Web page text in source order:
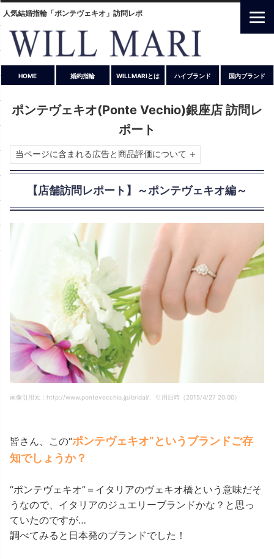
人気結婚指輪「ポンテヴェキオ」訪問レポ
HOME 婚約指輪 WILLMARIとは ハイブランド 国内ブランド
ポンテヴェキオ(Ponte Vechio)銀座店 訪問レ
ポート
当ページに含まれる広告と商品評価について
【店舗訪問レポート】～ポンテヴェキオ編～
画像引用元：http://www.pontevecchio.jp/bridal/、引用日時（2015/4/27 20:00）
皆さん、この“ポンテヴェキオ”というブランドご存
知でしょうか？
“ポンテヴェキオ”＝イタリアのヴェキオ橋という意味だそ
うなので、イタリアのジュエリーブランドかな？と思っ
ていたのですが…
調べてみると日本発のブランドでした！